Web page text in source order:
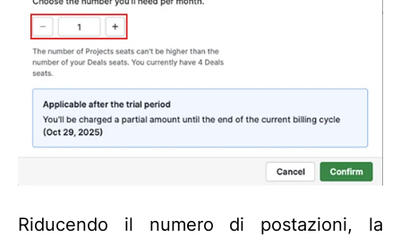
Riducendo il numero di postazioni, la